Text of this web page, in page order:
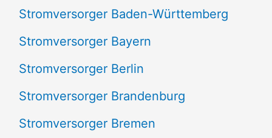
h
:
Stromversorger Baden-Württemberg
Stromversorger Bayern
Stromversorger Berlin
Stromversorger Brandenburg
Stromversorger Bremen